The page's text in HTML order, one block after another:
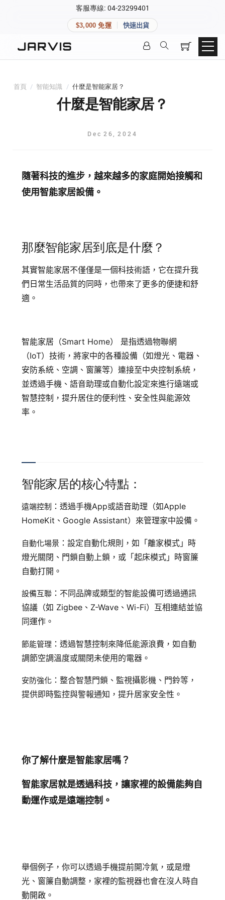
客服專線: 04-23299401
$3,000 免運 快速出貨
首頁 / 智能知識 / 什麼是智能家居？
什麼是智能家居？
Dec 26 2024
隨著科技的進步，越來越多的家庭開始接觸和
使用智能家居設備。
那麼智能家居到底是什麼？
其實智能家居不僅僅是一個科技術語，它在提升我
們日常生活品質的同時，也帶來了更多的便捷和舒
適。
智能家居（Smart Home） 是指透過物聯網
（IoT）技術，將家中的各種設備（如燈光、電器、
安防系統、空調、窗簾等）連接至中央控制系統，
並透過手機、語音助理或自動化設定來進行遠端或
智慧控制，提升居住的便利性、安全性與能源效
率。
智能家居的核心特點：
遠端控制 ：透過手機App或語音助理（如Apple
HomeKit、Google Assistant）來管理家中設備。
自動化場景 ：設定自動化規則，如「離家模式」時
燈光關閉、門鎖自動上鎖，或「起床模式」時窗簾
自動打開。
設備互聯：不同品牌或類型的智能設備可透過通訊
協議（如 Zigbee、Z-Wave、Wi-Fi）互相連結並協
同運作。
節能管理 ：透過智慧控制來降低能源浪費，如自動
調節空調溫度或關閉未使用的電器。
安防強化：整合智慧門鎖、監視攝影機、門鈴等，
提供即時監控與警報通知，提升居家安全性。
你了解什麼是智能家居嗎？
智能家居就是透過科技，讓家裡的設備能夠自
動運作或是遠端控制。
舉個例子，你可以透過手機提前開冷氣，或是燈
光、窗簾自動調整，家裡的監視器也會在沒人時自
動開啟。
快速連結
Matter 智慧家庭
精品家電
登入後可查看訂單、會員資料與收藏清單。
建立新帳號
會員資料管理
查看我的最愛
加入 JARVIS VIP